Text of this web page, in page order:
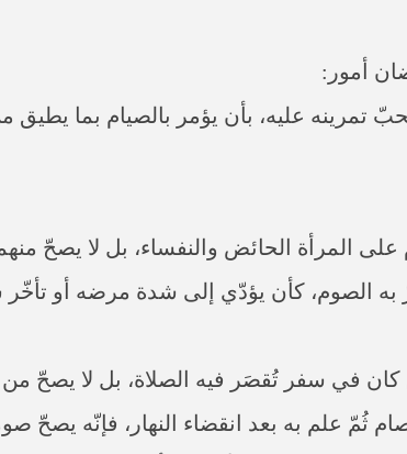
تمرينه عليه، بأن يؤمر بالصيام بما
المرأة الحائض والنفساء، بل لا يصحّ
كأن يؤدّي إلى شدة مرضه أو تأخّر
كان في سفر تُقصَر فيه الصلاة، بل لا يصحّ
علم به بعد انقضاء النهار، فإنّه يصحّ